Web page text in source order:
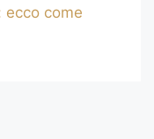
ecco come